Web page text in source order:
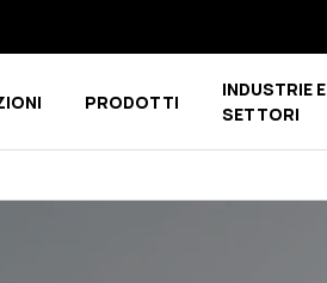
Show submenu for COMPETENCE CENTER
PRODOTTI
INDUSTRIE E
SETTORI